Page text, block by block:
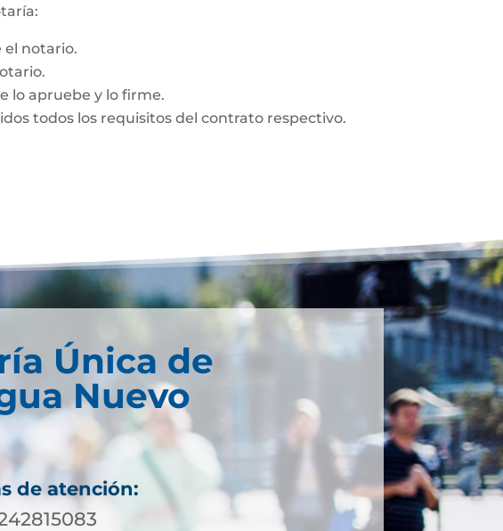
el notario.
lo apruebe y lo firme.
todos los requisitos del contrato respectivo.
Única de
Nuevo
de atención: